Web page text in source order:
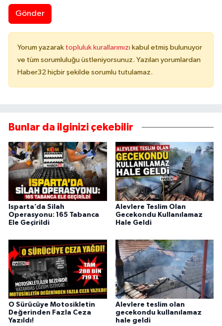
Gönder
Yorum yazarak topluluk kurallarımızı kabul etmiş bulunuyor
ve tüm sorumluluğu üstleniyorsunuz. Yazılan yorumlardan
Haber32 hiçbir şekilde sorumlu tutulamaz.
Bunlar da ilginizi çekebilir
Isparta’da Silah
Operasyonu: 165 Tabanca
Ele Geçirildi
Alevlere Teslim Olan
Gecekondu Kullanılamaz
Hale Geldi
O Sürücüye Motosikletin
Değerinden Fazla Ceza
Yazıldı!
Alevlere teslim olan
gecekondu kullanılamaz
hale geldi